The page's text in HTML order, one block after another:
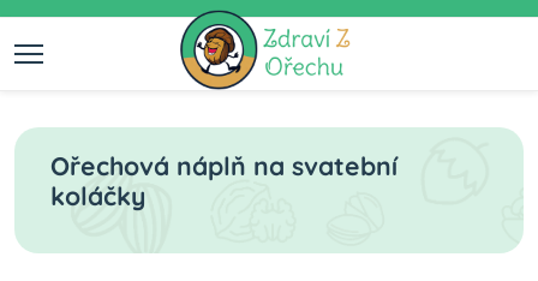
Ořechová náplň na svatební
koláčky